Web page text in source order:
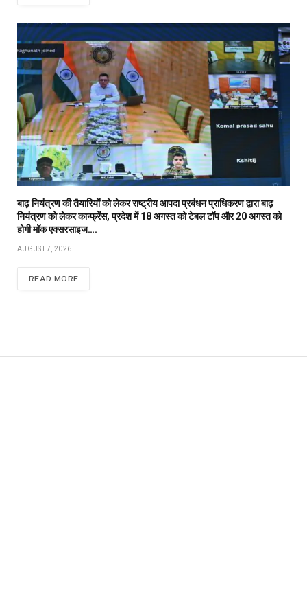
बाढ़ नियंत्रण की तैयारियों को लेकर राष्ट्रीय आपदा प्रबंधन प्राधिकरण द्वारा बाढ़
नियंत्रण को लेकर कान्फ्रेंस, प्रदेश में 18 अगस्त को टेबल टॉप और 20 अगस्त को
होगी मॉक एक्सरसाइज….
AUGUST 7, 2026
READ MORE